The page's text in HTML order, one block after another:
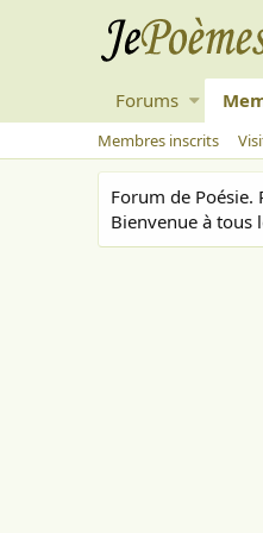
Forums
Membres inscrits
Forum de Poésie.
Bienvenue à tous